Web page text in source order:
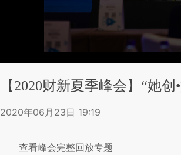
【2020财新夏季峰会】“她
2020年06月23日 19:19
查看峰会完整回放专题